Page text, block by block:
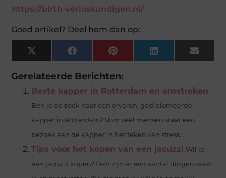
https://birth-verloskundigen.nl/
Goed artikel? Deel hem dan op:
X
(Twitter)
Facebook Pinterest LinkedIn Email
Gerelateerde Berichten:
Beste kapper in Rotterdam en omstreken
Ben je op zoek naar een ervaren, gediplomeerde
kapper in Rotterdam? Voor veel mensen staat een
bezoek aan de kapper in het teken van stress...
Tips voor het kopen van een jacuzzi Wil je
een jacuzzi kopen? Dan zijn er een aantal dingen waar